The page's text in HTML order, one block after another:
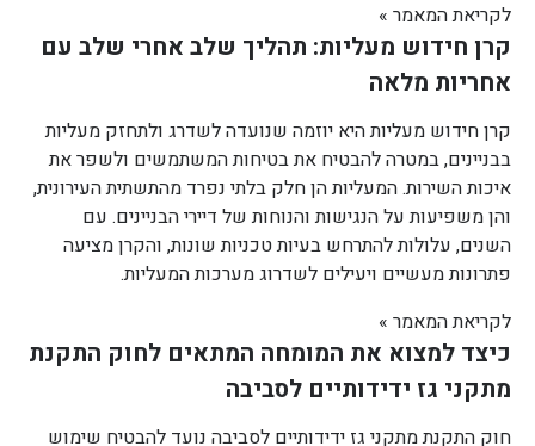
לקריאת המאמר »
קרן חידוש מעליות: תהליך שלב אחרי שלב עם
אחריות מלאה
קרן חידוש מעליות היא יוזמה שנועדה לשדרג ולתחזק מעליות
בבניינים, במטרה להבטיח את בטיחות המשתמשים ולשפר את
איכות השירות. המעליות הן חלק בלתי נפרד מהתשתית העירונית,
והן משפיעות על הנגישות והנוחות של דיירי הבניינים. עם
השנים, עלולות להתרחש בעיות טכניות שונות, והקרן מציעה
פתרונות מעשיים ויעילים לשדרוג מערכות המעליות.
לקריאת המאמר »
כיצד למצוא את המומחה המתאים לחוק התקנת
מתקני גז ידידותיים לסביבה
חוק התקנת מתקני גז ידידותיים לסביבה נועד להבטיח שימוש